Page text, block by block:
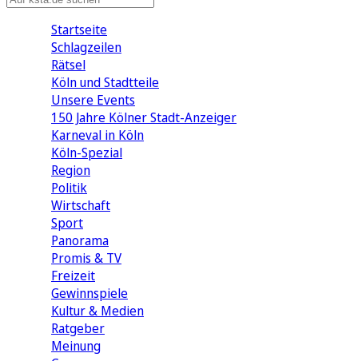
Startseite
Schlagzeilen
Rätsel
Köln und Stadtteile
Unsere Events
150 Jahre Kölner Stadt-Anzeiger
Karneval in Köln
Köln-Spezial
Region
Politik
Wirtschaft
Sport
Panorama
Promis & TV
Freizeit
Gewinnspiele
Kultur & Medien
Ratgeber
Meinung